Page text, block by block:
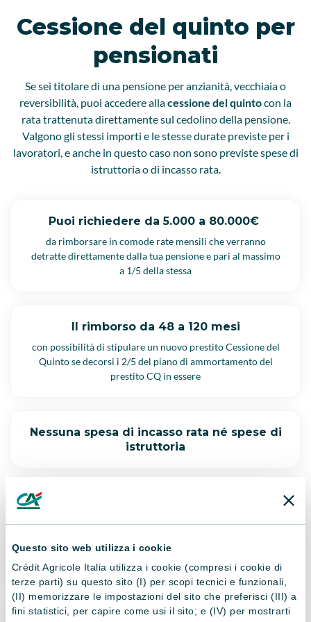
Questo sito web utilizza i cookie
Crédit Agricole Italia utilizza i cookie (compresi i cookie di
terze parti) su questo sito (I) per scopi tecnici e funzionali,
(II) memorizzare le impostazioni del sito che preferisci (III) a
fini statistici, per capire come usi il sito; e (IV) per mostrarti
Cessione del quinto per
pensionati
Se sei titolare di una pensione per anzianità, vecchiaia o
reversibilità, puoi accedere allacessione del quintocon la
rata trattenuta direttamente sul cedolino della pensione.
Valgono gli stessi importi e le stesse durate previste per i
lavoratori, e anche in questo caso non sono previste spese di
istruttoria o di incasso rata.
Puoi richiedere da 5.000 a 80.000€
da rimborsare in comode rate mensili che verranno
detratte direttamente dalla tua pensione e pari al massimo
a 1/5 della stessa
Il rimborso da 48 a 120 mesi
con possibilità di stipulare un nuovo prestito Cessione del
Quinto se decorsi i 2/5 del piano di ammortamento del
prestito CQ in essere
Nessuna spesa di incasso rata né spese di
istruttoria
hai la garanzia di unprestito sicuroche puoi richiedere
è prevista unacopertura assicurativa obbligatoria per il
rischio vita e perdita d’impiego a carico di Agos.